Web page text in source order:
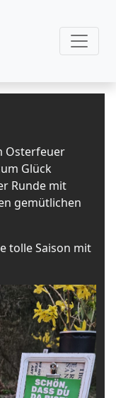
Osterfeuer
Glück
Runde mit
gemütlichen
tolle Saison mit